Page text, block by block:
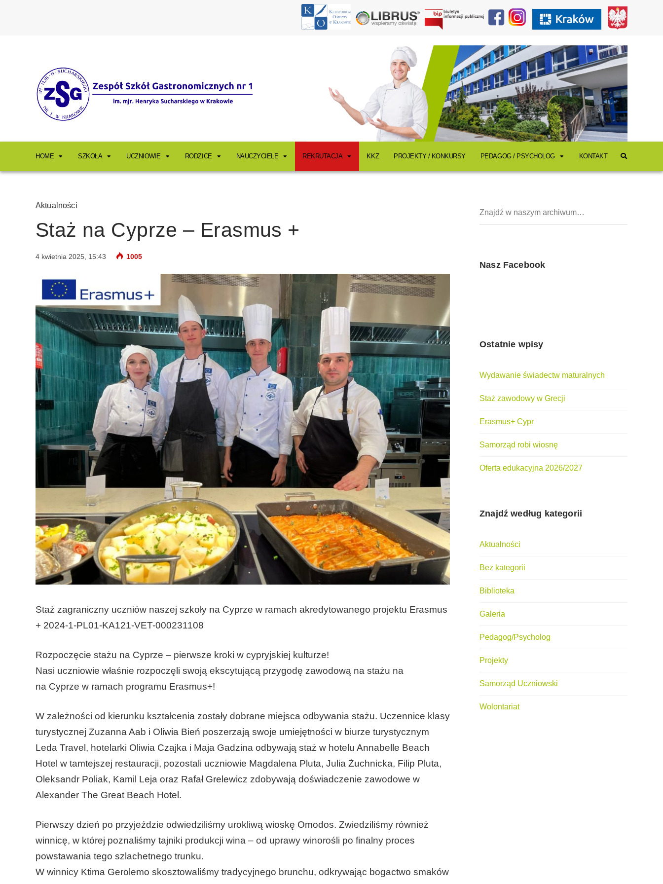
HOME SZKOŁA UCZNIOWIE RODZICE NAUCZYCIELE REKRUTACJA KKZ PROJEKTY / KONKURSY PEDAGOG / PSYCHOLOG KONTAKT
Aktualności
Staż na Cyprze – Erasmus +
4 kwietnia 2025, 15:43 1005
Staż zagraniczny uczniów naszej szkoły na Cyprze w ramach akredytowanego projektu Erasmus
+ 2024-1-PL01-KA121-VET-000231108
Rozpoczęcie stażu na Cyprze – pierwsze kroki w cypryjskiej kulturze!
Nasi uczniowie właśnie rozpoczęli swoją ekscytującą przygodę zawodową na stażu na
na Cyprze w ramach programu Erasmus+!
W zależności od kierunku kształcenia zostały dobrane miejsca odbywania stażu. Uczennice klasy
turystycznej Zuzanna Aab i Oliwia Bień poszerzają swoje umiejętności w biurze turystycznym
Leda Travel, hotelarki Oliwia Czajka i Maja Gadzina odbywają staż w hotelu Annabelle Beach
Hotel w tamtejszej restauracji, pozostali uczniowie Magdalena Pluta, Julia Żuchnicka, Filip Pluta,
Oleksandr Poliak, Kamil Leja oraz Rafał Grelewicz zdobywają doświadczenie zawodowe w
Alexander The Great Beach Hotel.
Pierwszy dzień po przyjeździe odwiedziliśmy urokliwą wioskę Omodos. Zwiedziliśmy również
winnicę, w której poznaliśmy tajniki produkcji wina – od uprawy winorośli po finalny proces
powstawania tego szlachetnego trunku.
W winnicy Ktima Gerolemo skosztowaliśmy tradycyjnego brunchu, odkrywając bogactwo smaków
Nasz Facebook
Ostatnie wpisy
Wydawanie świadectw maturalnych
Staż zawodowy w Grecji
Erasmus+ Cypr
Samorząd robi wiosnę
Oferta edukacyjna 2026/2027
Znajdź według kategorii
Aktualności
Bez kategorii
Biblioteka
Galeria
Pedagog/Psycholog
Projekty
Samorząd Uczniowski
Wolontariat